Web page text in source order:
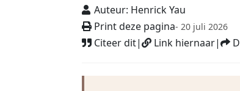
Auteur: Henrick Yau
Print deze pagina- 20 juli 2026
Citeer dit| Link hiernaar|